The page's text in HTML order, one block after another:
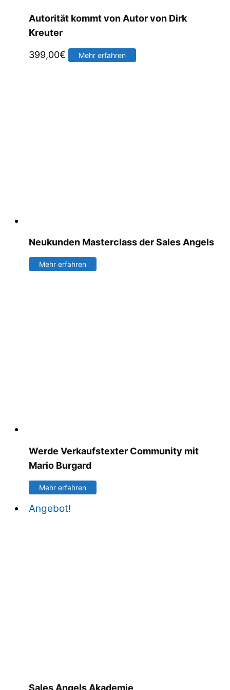
Autorität kommt von Autor von Dirk
Kreuter
399,00€ Mehr erfahren
Neukunden Masterclass der Sales Angels
Mehr erfahren
Werde Verkaufstexter Community mit
Mario Burgard
Mehr erfahren
Angebot!
Sales Angels Akademie